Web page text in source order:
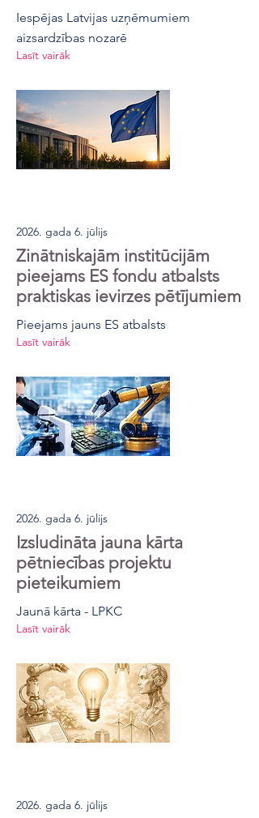
Iespējas Latvijas uzņēmumiem
aizsardzības nozarē
Lasīt vairāk
2026. gada 6. jūlijs
Zinātniskajām institūcijām
pieejams ES fondu atbalsts
praktiskas ievirzes pētījumiem
Pieejams jauns ES atbalsts
Lasīt vairāk
2026. gada 6. jūlijs
Izsludināta jauna kārta
pētniecības projektu
pieteikumiem
Jaunā kārta - LPKC
Lasīt vairāk
2026. gada 6. jūlijs